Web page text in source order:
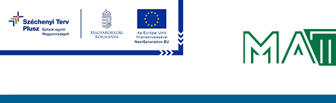
Ugrás a fő tartalomhoz